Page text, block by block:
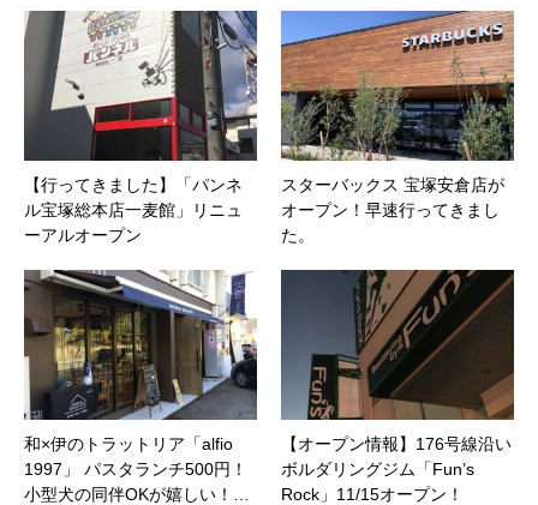
【行ってきました】「パンネ
ル宝塚総本店一麦館」リニュ
ーアルオープン
スターバックス 宝塚安倉店が
オープン！早速行ってきまし
た。
和×伊のトラットリア「alfio
1997」 パスタランチ500円！
小型犬の同伴OKが嬉しい！…
【オープン情報】176号線沿い
ボルダリングジム「Fun’s
Rock」11/15オープン！